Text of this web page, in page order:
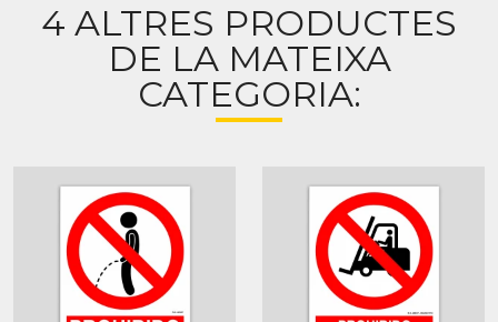
4 ALTRES PRODUCTES
DE LA MATEIXA
CATEGORIA: